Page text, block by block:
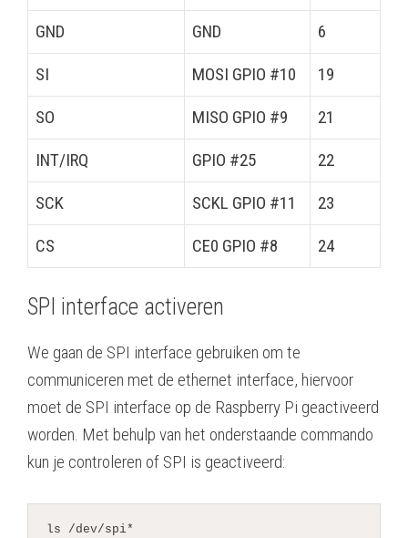
GND GND 6
SI MOSI GPIO #10 19
SO MISO GPIO #9 21
INT/IRQ GPIO #25 22
SCK SCKL GPIO #11 23
CS CE0 GPIO #8 24
SPI interface activeren
We gaan de SPI interface gebruiken om te
communiceren met de ethernet interface, hiervoor
moet de SPI interface op de Raspberry Pi geactiveerd
worden. Met behulp van het onderstaande commando
kun je controleren of SPI is geactiveerd:
ls /dev/spi*